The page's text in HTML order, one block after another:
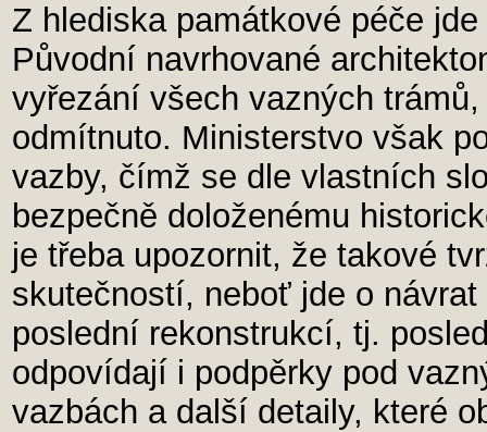
Z hlediska památkové péče
Původní navrhované
vyřezání všech vazných
odmítnuto. Ministerstvo však
vazby, čímž se dle vlastních
bezpečně doloženému
je třeba upozornit, že takové
skutečností, neboť jde o
poslední rekonstrukcí, tj.
odpovídají i podpěrky pod
vazbách a další detaily, které